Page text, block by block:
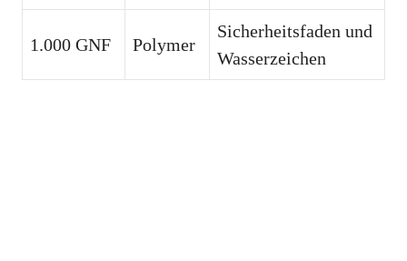
1.000 GNF Polymer
Sicherheitsfaden und
Wasserzeichen